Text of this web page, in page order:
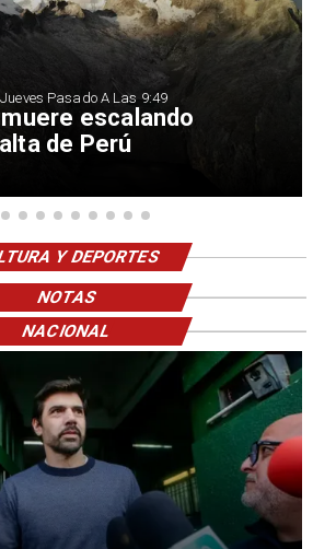
escalando
de Perú
Jueves Pasado A Las 9:49
Y DEPORTES
NOTAS
NACIONAL